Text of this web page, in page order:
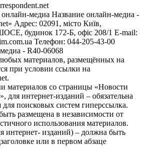
медиа Название онлайн-медиа -
Адрес: 02091, місто Київ,
будинок 172-Б, офіс 208/1 E-mail:
Телефон: 044-205-43-00
- R40-06068
материалов, размещённых на
при условии ссылки на
материалов со страницы «Новости
для интернет-изданий – обязательна
для поисковых систем гиперссылка.
размещена в независимости от
использования материалов.
интернет- изданий) – должна быть
или в первом абзаце